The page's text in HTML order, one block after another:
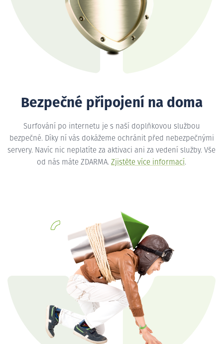
Bezpečné připojení na doma
Surfování po internetu je s naší doplňkovou službou
bezpečné. Díky ní vás dokážeme ochránit před nebezpečnými
servery. Navíc nic neplatíte za aktivaci ani za vedení služby. Vše
od nás máte ZDARMA. Zjistěte více informací.